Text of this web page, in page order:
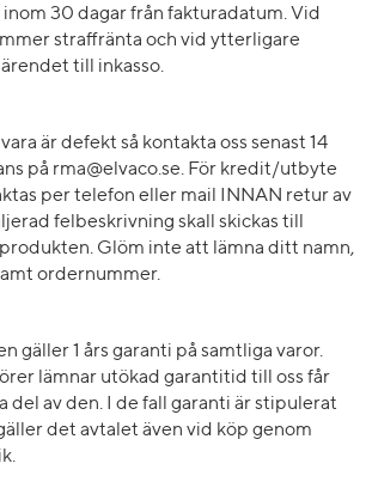
inom 30 dagar från fakturadatum. Vid
straffränta och vid ytterligare
till inkasso.
är defekt så kontakta oss senast 14
på rma@elvaco.se. För kredit/utbyte
per telefon eller mail INNAN retur av
felbeskrivning skall skickas till
Glöm inte att lämna ditt namn,
ordernummer.
gäller 1 års garanti på samtliga varor.
lämnar utökad garantitid till oss får
del av den. I de fall garanti är stipulerat
det avtalet även vid köp genom